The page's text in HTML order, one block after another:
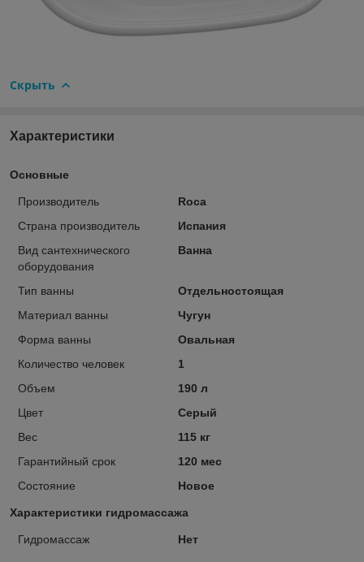
Скрыть
Характеристики
Основные
Производитель
Roca
Страна производитель
Испания
Вид сантехнического
оборудования
Ванна
Тип ванны
Отдельностоящая
Материал ванны
Чугун
Форма ванны
Овальная
Количество человек
1
Объем
190 л
Цвет
Серый
Вес
115 кг
Гарантийный срок
120 мес
Состояние
Новое
Характеристики гидромассажа
Гидромассаж Нет